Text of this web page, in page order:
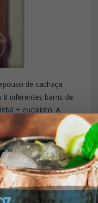
de cachaça
8 diferentes barris de
+ eucalipto. A
poder perceber a
o que muitas
especialistas está
que acontecer por lá.